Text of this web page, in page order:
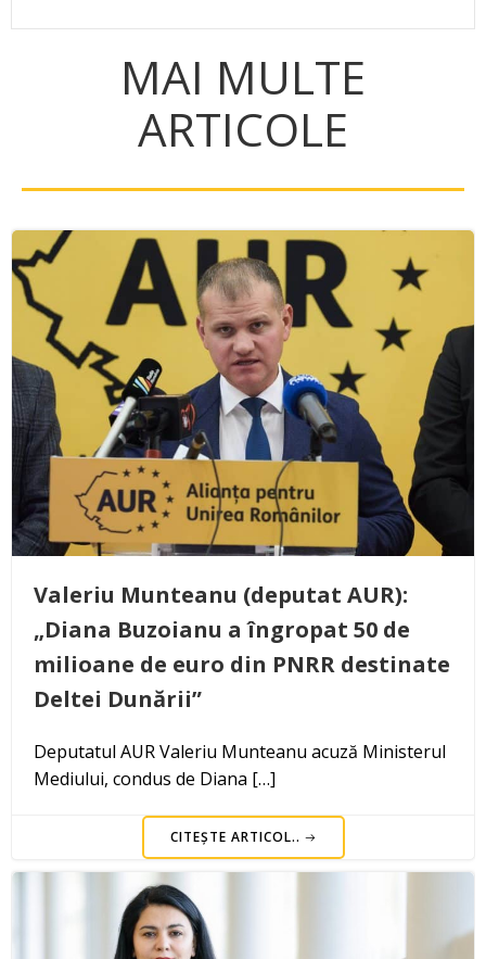
MAI MULTE
ARTICOLE
Valeriu Munteanu (deputat AUR):
„Diana Buzoianu a îngropat 50 de
milioane de euro din PNRR destinate
Deltei Dunării”
Deputatul AUR Valeriu Munteanu acuză Ministerul
Mediului, condus de Diana […]
CITEȘTE ARTICOL..